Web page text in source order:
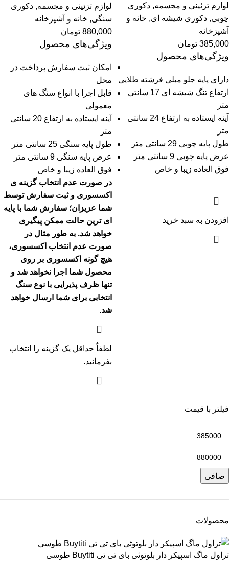
فیلتر با قیمت
صافی
محصولات
تراول ماگ اسپیکر دار بلوتوثی بای تی تی Buytiti طوسی
لوازم تزئینی و مجسمه, دکوری
چوبی, دکوری شیشه ای, خانه و
آشپزخانه
385,000 تومان
ویژگی‌های محصول
دارای پایه جلو مبلی فرشته طلایی
ارتفاع تنگ شیشه ای 17 سانتی
متر
آینه ایستاده به ارتفاع 24 سانتی
متر
طول پایه چوبی 29 سانتی متر
عرض پایه چوبی 9 سانتی متر
فوق العاده زیبا و خاص
افزودن به سبد خرید
لوازم تزئینی و مجسمه, دکوری
سنگی, خانه و آشپزخانه
880,000 تومان
ویژگی‌های محصول
امکان ثبت سفارش پرداخت در
محل
قابل اجرا با انواع سنگ های
معمولی
آینه ایستاده به ارتفاع 20 سانتی
متر
طول پایه سنگی 25 سانتی متر
عرض پایه سنگی 9 سانتی متر
فوق العاده زیبا و خاص
در صورت عدم انتخاب گزینه ی
اکسسوری و ثبت سفارش توسط
شما عزیزان؛ سفارش شما با پایه
ای ترین حالت ممکن پیگیری
خواهد شد. به طور مثال در
صورت عدم انتخاب اکسسوری،
هیچ گونه اکسسوری بر روی
محصول شما اجرا نخواهد شد و
تنها ظرف پذیرایی با نوع سنگ
انتخابی برای شما ارسال خواهد
شد.
لطفاٌ حداقل یک گزینه را انتخاب
بفرمائید.